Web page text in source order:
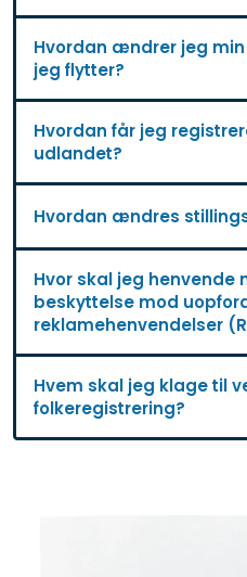
Hvordan ændrer jeg min
jeg flytter?
Hvordan får jeg
udlandet?
Hvordan ændres
Hvor skal jeg henvende
beskyttelse mod
reklamehenvendelser
Hvem skal jeg klage til
folkeregistrering?